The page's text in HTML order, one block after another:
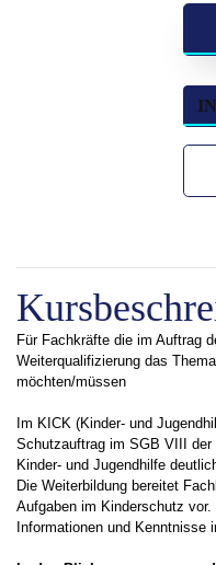
Für Fachkräfte die im Auftrag
Weiterqualifizierung das
möchten/müssen
Im KICK (Kinder- und
Schutzauftrag im SGB VIII der
Kinder- und Jugendhilfe
Die Weiterbildung bereitet
Aufgaben im Kinderschutz
Informationen und Kenntnisse